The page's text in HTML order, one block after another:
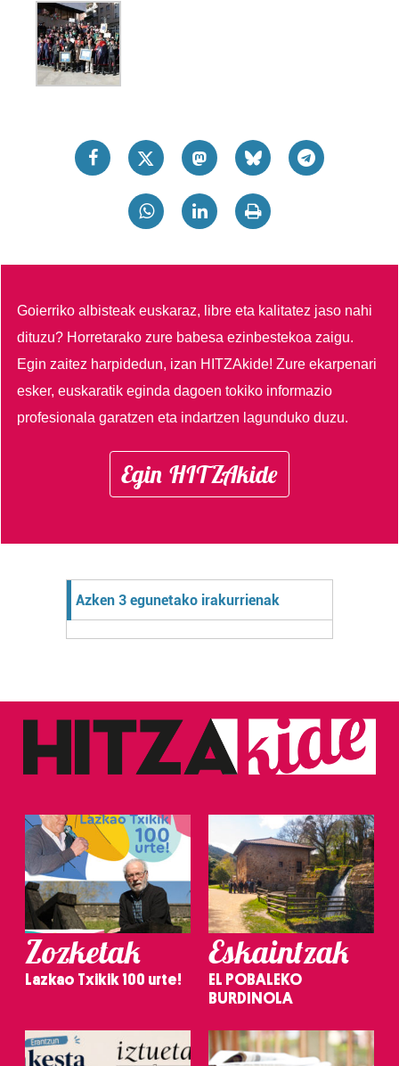
Goierriko albisteak euskaraz, libre eta kalitatez jaso nahi
dituzu? Horretarako zure babesa ezinbestekoa zaigu.
Egin zaitez harpidedun, izan HITZAkide!Zure ekarpenari
esker, euskaratik eginda dagoen tokiko informazio
profesionala garatzen eta indartzen lagunduko duzu.
Egin HITZAkide
Azken 3 egunetako irakurrienak
Zozketak
Lazkao Txikik 100 urte!
Eskaintzak
EL POBALEKO
BURDINOLA